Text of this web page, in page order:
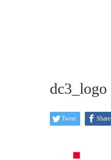
dc3_logo
Tweet Share